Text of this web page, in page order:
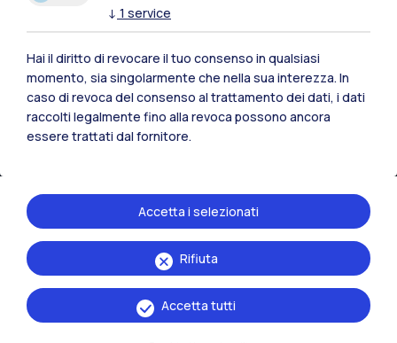
Milano Leonardo
Milano Bovisa
Cremona
↓ 1 service
Hai il diritto di revocare il tuo consenso in qualsiasi
momento, sia singolarmente che nella sua interezza. In
caso di revoca del consenso al trattamento dei dati, i dati
raccolti legalmente fino alla revoca possono ancora
essere trattati dal fornitore.
Rifiuta
Accetta i selezionati
Accetta tutti